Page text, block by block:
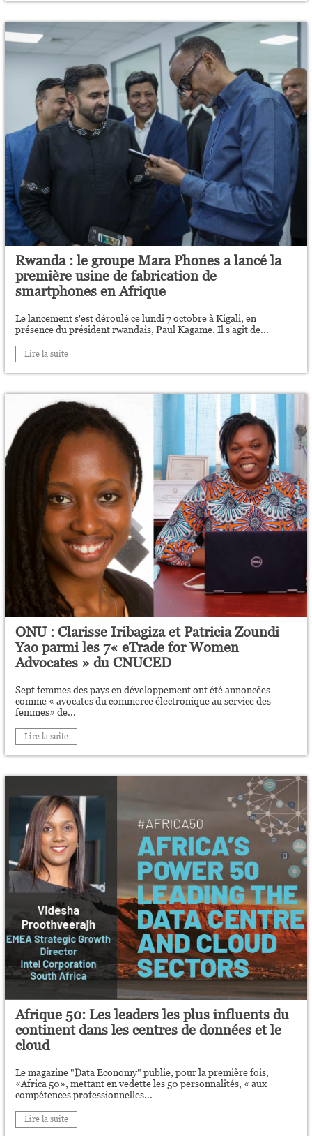
Rwanda : le groupe Mara Phones a lancé la
première usine de fabrication de
smartphones en Afrique
Le lancement s'est déroulé ce lundi 7 octobre à Kigali, en
présence du président rwandais, Paul Kagame. Il s'agit de...
Lire la suite
ONU : Clarisse Iribagiza et Patricia Zoundi
Yao parmi les 7« eTrade for Women
Advocates » du CNUCED
Sept femmes des pays en développement ont été annoncées
comme « avocates du commerce électronique au service des
femmes» de...
Lire la suite
Afrique 50: Les leaders les plus influents du
continent dans les centres de données et le
cloud
Le magazine "Data Economy" publie, pour la première fois,
«Africa 50», mettant en vedette les 50 personnalités, « aux
compétences professionnelles...
Lire la suite